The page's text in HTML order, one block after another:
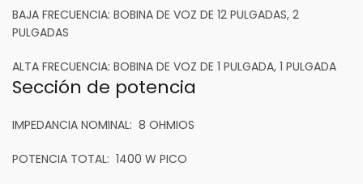
BAJA FRECUENCIA: BOBINA DE VOZ DE 12 PULGADAS, 2
PULGADAS
ALTA FRECUENCIA: BOBINA DE VOZ DE 1 PULGADA, 1 PULGADA
Sección de potencia
IMPEDANCIA NOMINAL: 8 OHMIOS
POTENCIA TOTAL: 1400 W PICO